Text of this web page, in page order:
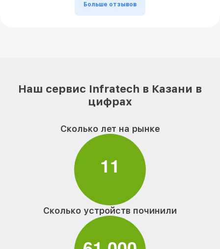
Больше отзывов
Наш сервис Infratech в Казани в
цифрах
Сколько лет на рынке
11
Сколько устройств починили